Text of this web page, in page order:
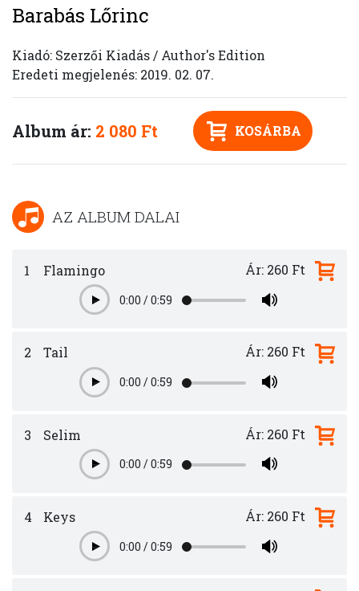
Barabás Lőrinc
Kiadó: Szerzői Kiadás / Author's Edition
Eredeti megjelenés: 2019. 02. 07.
Album ár: 2 080 Ft KOSÁRBA
AZ ALBUM DALAI
1 Flamingo
Play0:00 /0:59
Ár: 260 Ft
2 Tail
Play0:00 /0:59
Ár: 260 Ft
3 Selim
Play0:00 /0:59
Ár: 260 Ft
4 Keys
Play0:00 /0:59
Ár: 260 Ft